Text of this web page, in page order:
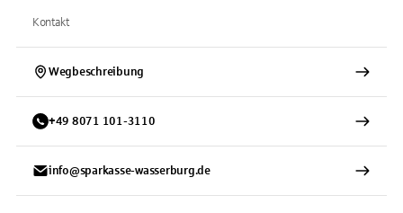
Kontakt
Wegbeschreibung
+49 8071 101-3110
info@sparkasse-wasserburg.de